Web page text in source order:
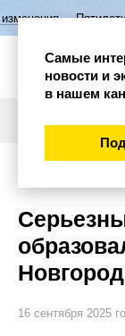
семьи в
16 сентября 2025
Самые
новости и
в нашем